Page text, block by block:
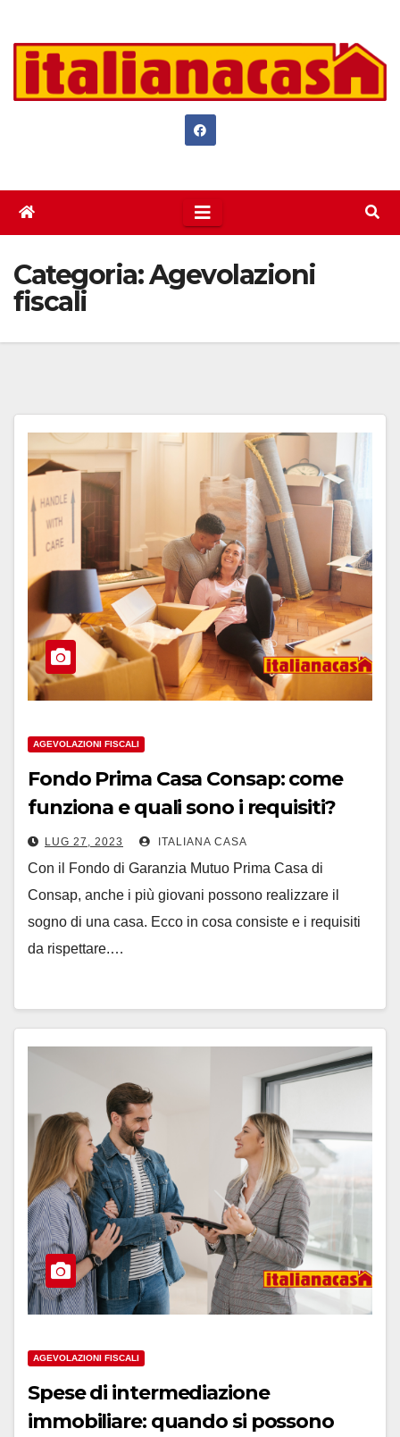
contenuto
Categoria:Agevolazioni
fiscali
AGEVOLAZIONI FISCALI
Fondo Prima Casa Consap: come
funziona e quali sono i requisiti?
LUG 27, 2023 ITALIANA CASA
Con il Fondo di Garanzia Mutuo Prima Casa di
Consap, anche i più giovani possono realizzare il
sogno di una casa. Ecco in cosa consiste e i requisiti
da rispettare.…
AGEVOLAZIONI FISCALI
Spese di intermediazione
immobiliare: quando si possono